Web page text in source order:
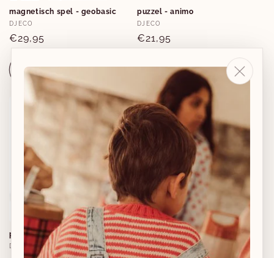
magnetisch spel - geobasic
Verkoper:
DJECO
Normale
€29,95
Aan winkelwagen
toevoegen
puzzel - animo
Verkoper:
DJECO
Normale
€21,95
Aan winkelwagen
toevoegen
puzzel - tractor
Verkoper:
DJECO
puzzel - vroom
Verkoper:
DJECO